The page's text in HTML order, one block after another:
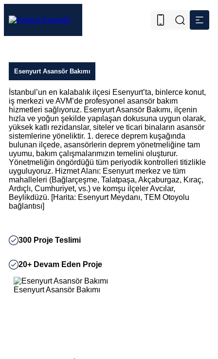
Esenyurt Asansör Bakımı
İstanbul’un en kalabalık ilçesi Esenyurt’ta, binlerce konut,
iş merkezi ve AVM’de profesyonel asansör bakım
hizmetleri sağlıyoruz. Esenyurt Asansör Bakımı, ilçenin
hızla ve yoğun şekilde yapılaşan dokusuna uygun olarak,
yüksek katlı rezidanslar, siteler ve ticari binaların asansör
sistemlerine yöneliktir. 1. derece deprem kuşağında
bulunan ilçede, asansörlerin deprem yönetmeliğine tam
uyumu, bakım çalışmalarımızın temelini oluşturur.
Yönetmeliğin öngördüğü tüm periyodik kontrolleri titizlikle
uyguluyoruz. Hizmet Alanı: Esenyurt merkez ve tüm
mahalleleri (Bağlarçeşme, Talatpaşa, Akçaburgaz, Kıraç,
Ardıçlı, Cumhuriyet, vs.) ve komşu ilçeler Avcılar,
Beylikdüzü. [Harita: Esenyurt Meydanı, TEM Otoyolu
bağlantısı]
300 Proje Teslimi
20+ Devam Eden Proje
Esenyurt Asansör Bakımı